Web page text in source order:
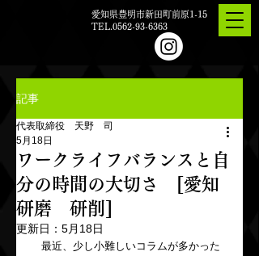
愛知県豊明市新田町前原1-15
TEL.0562-93-6363
記事
ワークライフバランスと自
分の時間の大切さ [愛知
研磨 研削]
代表取締役 天野 司
5月18日
更新日： 5月18日
最近、少し小難しいコラムが多かった